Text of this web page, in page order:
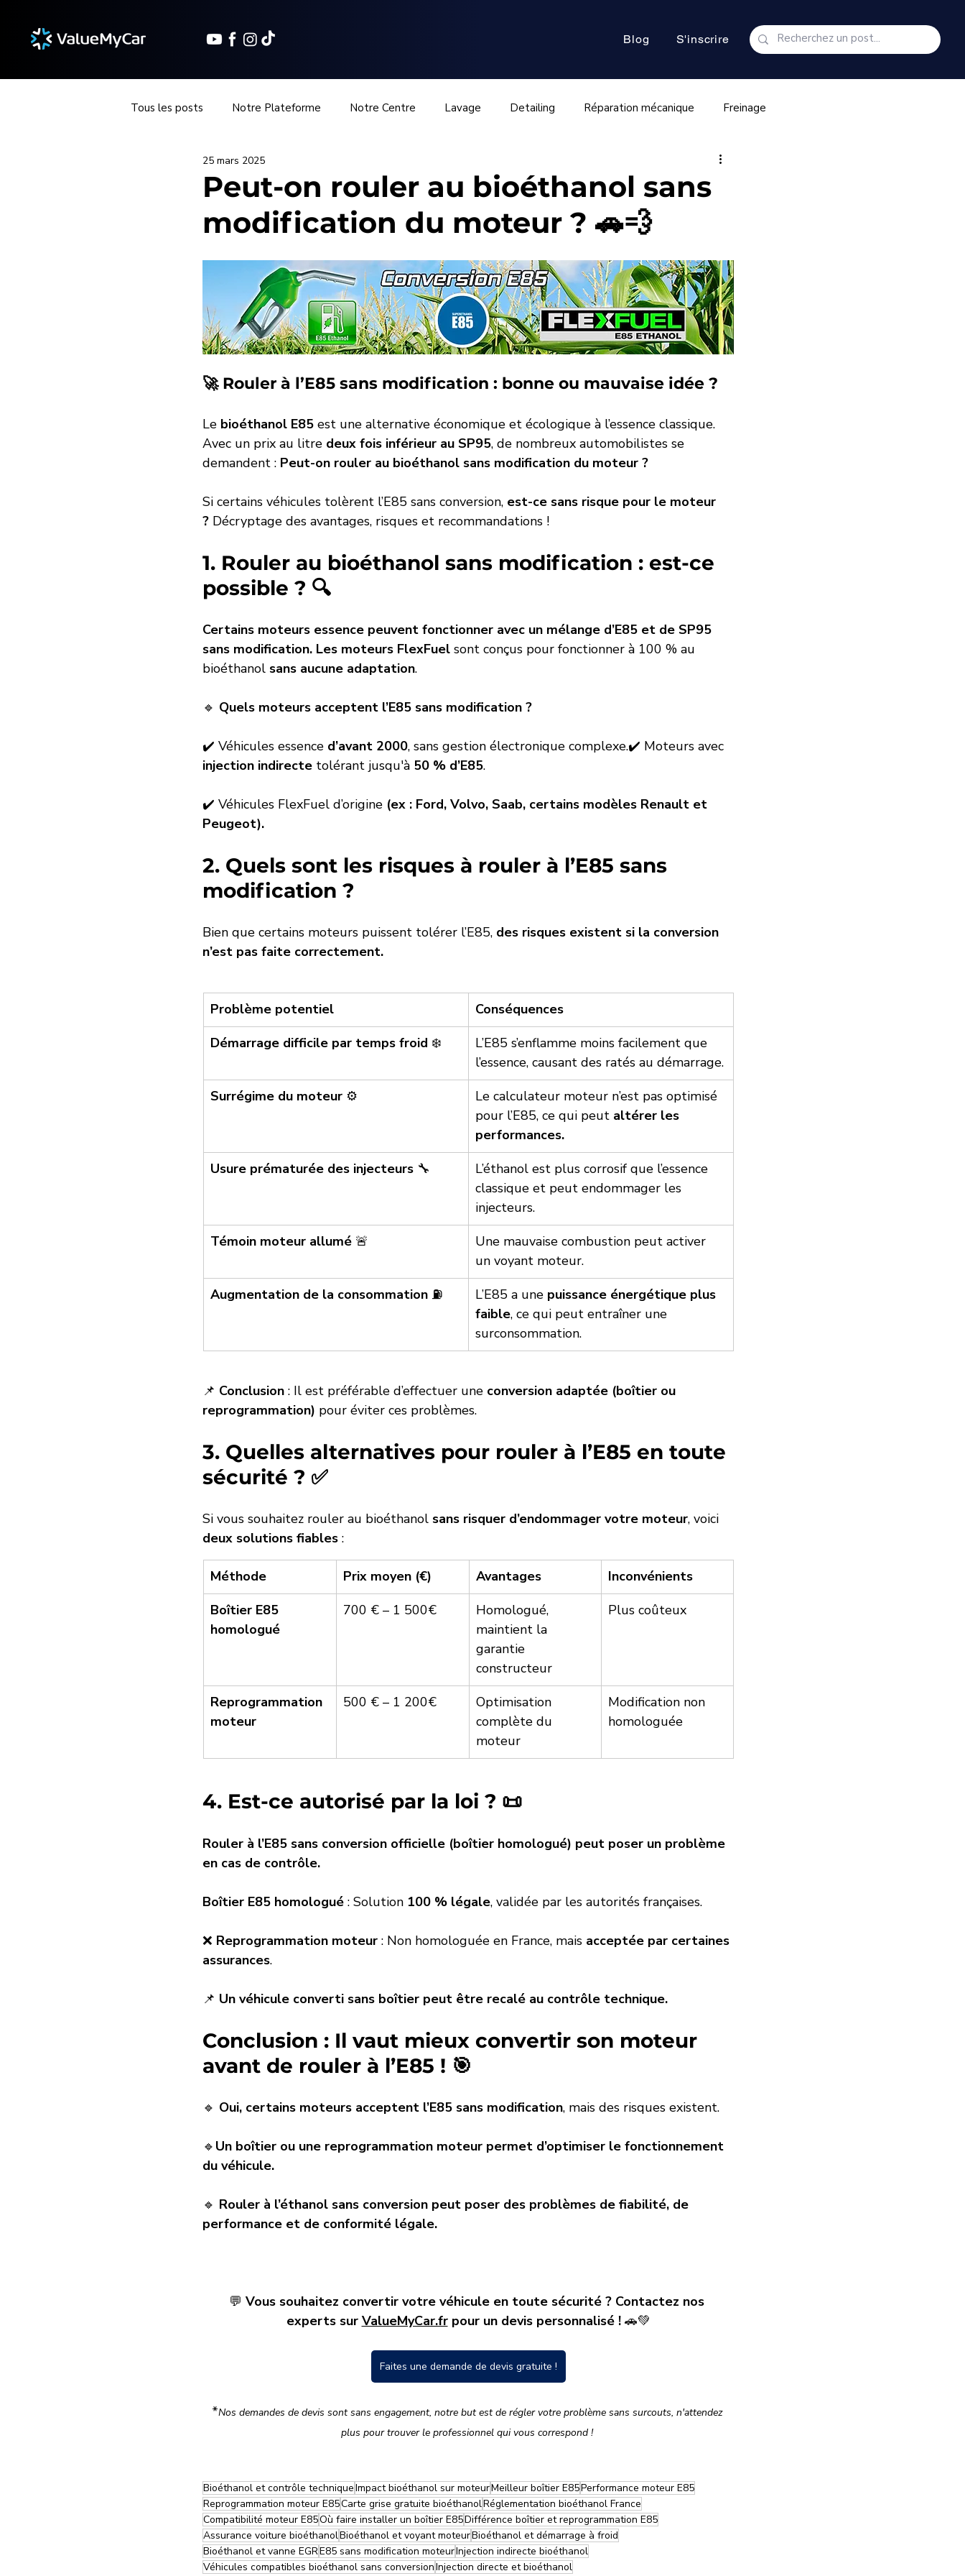
Blog S'inscrire
Tous les posts Notre Plateforme Notre Centre Lavage Detailing Réparation mécanique Freinage
Injection & alimentation en carbura Transmission & embrayage
Moteur & performances Bioethanol Mécanique avancée Contrôle technique Moteur Puretech
Vallée de Chevreuse Débosselage et intempéries Débosselage Ad Blue AD Blue
puretech PPF Traitement céramique
Peut-on rouler au bioéthanol sans
modification du moteur ? 🚗💨
25 mars 2025
🚀 Rouler à l’E85 sans modification : bonne ou mauvaise idée ?
Le bioéthanol E85 est une alternative économique et écologique à l’essence classique.
Avec un prix au litre deux fois inférieur au SP95, de nombreux automobilistes se
demandent : Peut-on rouler au bioéthanol sans modification du moteur ?
Si certains véhicules tolèrent l’E85 sans conversion, est-ce sans risque pour le moteur
? Décryptage des avantages, risques et recommandations !
1. Rouler au bioéthanol sans modification : est-ce
possible ? 🔍
Certains moteurs essence peuvent fonctionner avec un mélange d’E85 et de SP95
sans modification. Les moteurs FlexFuel sont conçus pour fonctionner à 100 % au
bioéthanol sans aucune adaptation.
🔹 Quels moteurs acceptent l’E85 sans modification ?
✔️ Véhicules essence d’avant 2000, sans gestion électronique complexe.✔️ Moteurs avec
injection indirecte tolérant jusqu'à 50 % d’E85.
✔️ Véhicules FlexFuel d’origine (ex : Ford, Volvo, Saab, certains modèles Renault et
Peugeot).
2. Quels sont les risques à rouler à l’E85 sans
modification ?
Bien que certains moteurs puissent tolérer l’E85, des risques existent si la conversion
n’est pas faite correctement.
Problème potentiel
Conséquences
Démarrage difficile par temps froid ❄️
L’E85 s’enflamme moins facilement que
l’essence, causant des ratés au démarrage.
Surrégime du moteur ⚙️
Le calculateur moteur n’est pas optimisé
pour l’E85, ce qui peut altérer les
performances.
Usure prématurée des injecteurs 🔧
L’éthanol est plus corrosif que l’essence
classique et peut endommager les
injecteurs.
Témoin moteur allumé 🚨
Une mauvaise combustion peut activer
un voyant moteur.
Augmentation de la consommation ⛽ L’E85 a une puissance énergétique plus
faible, ce qui peut entraîner une
surconsommation.
📌 Conclusion : Il est préférable d’effectuer une conversion adaptée (boîtier ou
reprogrammation) pour éviter ces problèmes.
3. Quelles alternatives pour rouler à l’E85 en toute
sécurité ? ✅
Si vous souhaitez rouler au bioéthanol sans risquer d’endommager votre moteur, voici
deux solutions fiables :
Méthode Prix moyen (€) Avantages
Inconvénients
Boîtier E85
homologué
700 € – 1 500€
Homologué,
maintient la
garantie
constructeur
Plus coûteux
Reprogrammation
moteur
500 € – 1 200€
Optimisation
complète du
moteur
Modification non
homologuée
4. Est-ce autorisé par la loi ? 📜
Rouler à l’E85 sans conversion officielle (boîtier homologué) peut poser un problème
en cas de contrôle.
Boîtier E85 homologué : Solution 100 % légale, validée par les autorités françaises.
❌ Reprogrammation moteur : Non homologuée en France, mais acceptée par certaines
assurances.
📌 Un véhicule converti sans boîtier peut être recalé au contrôle technique.
Conclusion : Il vaut mieux convertir son moteur
avant de rouler à l’E85 ! 🎯
🔹 Oui, certains moteurs acceptent l’E85 sans modification, mais des risques existent.
🔹 Un boîtier ou une reprogrammation moteur permet d’optimiser le fonctionnement
du véhicule.
🔹 Rouler à l’éthanol sans conversion peut poser des problèmes de fiabilité, de
performance et de conformité légale.
💬 Vous souhaitez convertir votre véhicule en toute sécurité ? Contactez nos
experts sur ValueMyCar.fr pour un devis personnalisé ! 🚗💚
Faites une demande de devis gratuite !
*Nos demandes de devis sont sans engagement, notre but est de régler votre problème sans surcouts, n'attendez
plus pour trouver le professionnel qui vous correspond !
Bioéthanol et contrôle techniqueImpact bioéthanol sur moteurMeilleur boîtier E85Performance moteur E85
Reprogrammation moteur E85Carte grise gratuite bioéthanolRéglementation bioéthanol France
Compatibilité moteur E85Où faire installer un boîtier E85Différence boîtier et reprogrammation E85
Assurance voiture bioéthanolBioéthanol et voyant moteurBioéthanol et démarrage à froid
Bioéthanol et vanne EGRE85 sans modification moteurInjection indirecte bioéthanol
Véhicules compatibles bioéthanol sans conversionInjection directe et bioéthanol